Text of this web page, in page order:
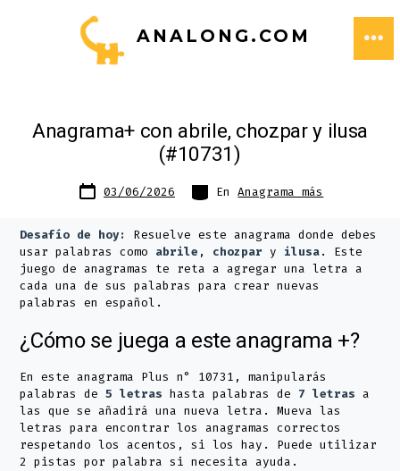
ANALONG.COM
Anagrama+ con abrile, chozpar y ilusa
(#10731)
Fecha
de 03/06/2026 Categorías
EnAnagrama más
Desafío de hoy:
Resuelve este anagrama donde debes
usar palabras como abrile , chozpar y ilusa. Este
juego de anagramas te reta a agregar una letra a
cada una de sus palabras para crear nuevas
palabras en español.
¿Cómo se juega a este anagrama +?
En este anagrama Plus n° 10731, manipularás
palabras de5 letras hasta palabras de 7 letras a
las que se añadirá una nueva letra. Mueva las
letras para encontrar los anagramas correctos
respetando los acentos, si los hay. Puede utilizar
2 pistas por palabra si necesita ayuda.